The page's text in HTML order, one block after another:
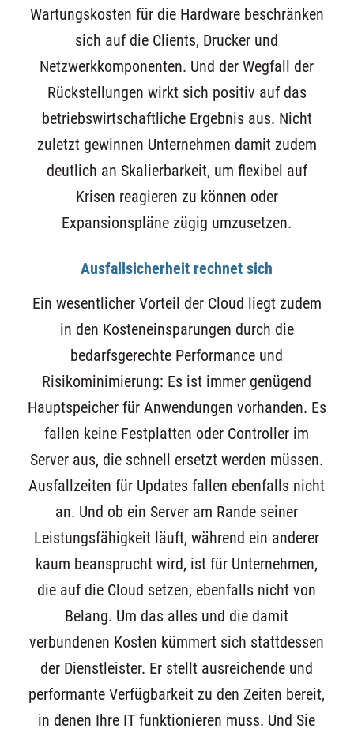
Wartungskosten für die Hardware beschränken
sich auf die Clients, Drucker und
Netzwerkkomponenten. Und der Wegfall der
Rückstellungen wirkt sich positiv auf das
betriebswirtschaftliche Ergebnis aus. Nicht
zuletzt gewinnen Unternehmen damit zudem
deutlich an Skalierbarkeit, um flexibel auf
Krisen reagieren zu können oder
Expansionspläne zügig umzusetzen.
Ausfallsicherheit rechnet sich
Ein wesentlicher Vorteil der Cloud liegt zudem
in den Kosteneinsparungen durch die
bedarfsgerechte Performance und
Risikominimierung: Es ist immer genügend
Hauptspeicher für Anwendungen vorhanden. Es
fallen keine Festplatten oder Controller im
Server aus, die schnell ersetzt werden müssen.
Ausfallzeiten für Updates fallen ebenfalls nicht
an. Und ob ein Server am Rande seiner
Leistungsfähigkeit läuft, während ein anderer
kaum beansprucht wird, ist für Unternehmen,
die auf die Cloud setzen, ebenfalls nicht von
Belang. Um das alles und die damit
verbundenen Kosten kümmert sich stattdessen
der Dienstleister. Er stellt ausreichende und
performante Verfügbarkeit zu den Zeiten bereit,
in denen Ihre IT funktionieren muss. Und Sie